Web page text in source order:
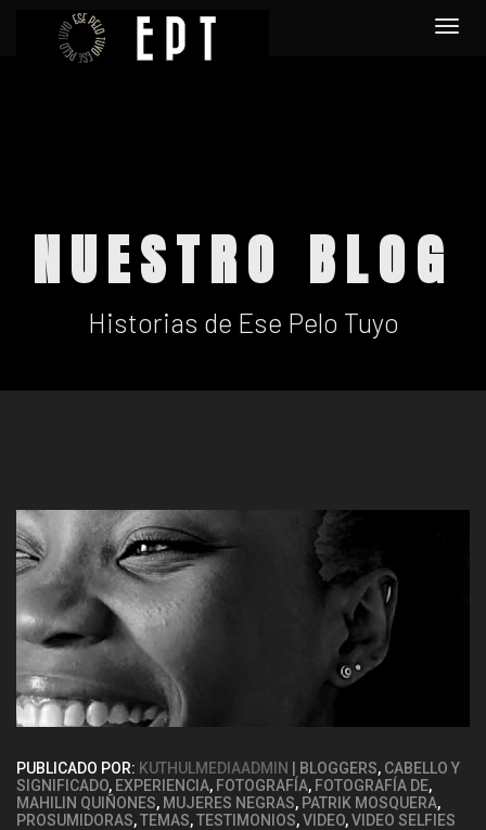
NUESTRO BLOG
Historias de Ese Pelo Tuyo
PUBLICADO POR: KUTHULMEDIAADMIN BLOGGERS, CABELLO Y
SIGNIFICADO, EXPERIENCIA, FOTOGRAFÍA, FOTOGRAFÍA DE,
MAHILIN QUIÑONES, MUJERES NEGRAS, PATRIK MOSQUERA,
PROSUMIDORAS,TEMAS,TESTIMONIOS,VIDEO,VIDEO SELFIES